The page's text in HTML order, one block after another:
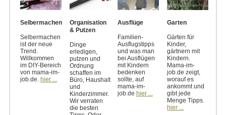
Selbermachen
Selbermachen
ist der neue
Trend.
Willkommen
im DIY-Bereich
von mama-im-
job.de. hier ...
Organisation
& Putzen
Dinge
erledigen,
putzen und
Ordnung
schaffen im
Büro, Haushalt
und
Kinderzimmer.
Wir verraten
die besten
Ausflüge
Familien-
Ausflugstipps
und was man
bei Ausflügen
mit Kindern
bedenken
sollte, auf
mama-im-
job.de hier ...
Garten
Gärten für
Kinder,
gärtnern mit
Kindern.
Mama-im-
job.de zeigt,
worauf es
ankommt und
gibt jede
Menge Tipps.
hier ...